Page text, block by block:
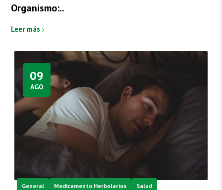
Organismo:..
Leer más
09
AGO
General Medicamento Herbolarios Salud